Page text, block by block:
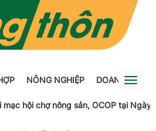
NÔNG NGHIỆP DOANH Toggle
hội chợ nông sản, OCOP tại Ngày hội